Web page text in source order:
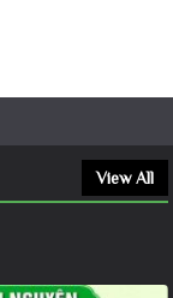
View All